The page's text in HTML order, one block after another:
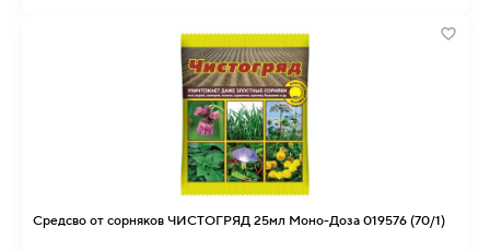
Средсво от сорняков ЧИСТОГРЯД 25мл Моно-Доза 019576 (70/1)